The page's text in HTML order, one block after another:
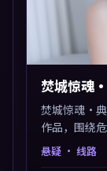
焚城惊魂
焚城惊魂·
作品，围绕
凑，值得推荐
悬疑 · 线路